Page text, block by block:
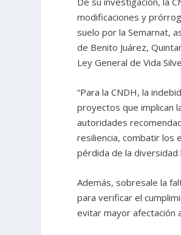
modificaciones y
suelo por la Semarnat,
de Benito Juárez,
Ley General de Vida
“Para la CNDH, la
proyectos que implican
autoridades
resiliencia, combatir los
pérdida de la diversidad
Además, sobresale la
para verificar el
evitar mayor afectación